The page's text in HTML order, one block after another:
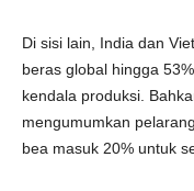
Di sisi lain, India dan
beras global hingga
kendala produksi.
mengumumkan
bea masuk 20% untuk